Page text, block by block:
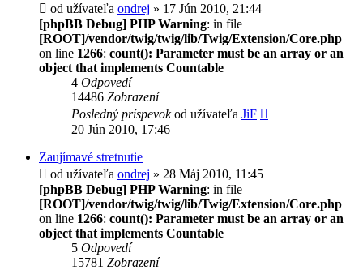
od užívateľa ondrej » 17 Jún 2010, 21:44
[phpBB Debug] PHP Warning: in file
[ROOT]/vendor/twig/twig/lib/Twig/Extension/Core.php
on line 1266: count(): Parameter must be an array or an
object that implements Countable
4 Odpovedí
14486 Zobrazení
Posledný príspevokod užívateľa JiF
20 Jún 2010, 17:46
Zaujímavé stretnutie
od užívateľa ondrej » 28 Máj 2010, 11:45
[phpBB Debug] PHP Warning: in file
[ROOT]/vendor/twig/twig/lib/Twig/Extension/Core.php
on line 1266: count(): Parameter must be an array or an
object that implements Countable
5 Odpovedí
15781 Zobrazení